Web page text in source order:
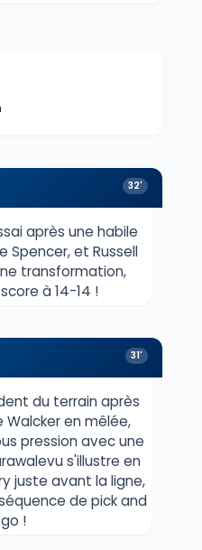
32'
après une habile
Spencer, et Russell
transformation,
à 14-14 !
31'
du terrain après
en mêlée,
pression avec une
s'illustre en
juste avant la ligne,
de pick and
go !